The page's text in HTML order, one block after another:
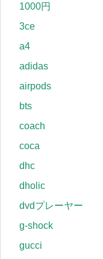
1000円
3ce
a4
adidas
airpods
bts
coach
coca
dhc
dholic
dvdプレーヤー
g-shock
gucci